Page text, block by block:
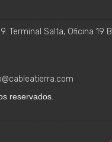
Terminal Salta, Oficina 19 B
reservados.